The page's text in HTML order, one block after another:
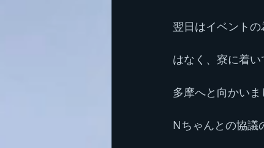
翌日はイベント
はなく、寮に着
多摩へと向かいま
Nちゃんとの協議